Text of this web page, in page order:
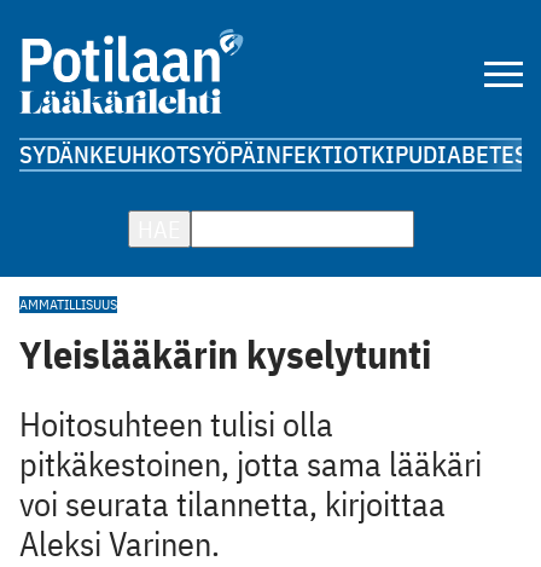
SYDÄNKEUHKOTSYÖPÄINFEKTIOTKIPUDIABETES
AMMATILLISUUS
Yleislääkärin kyselytunti
Hoitosuhteen tulisi olla
pitkäkestoinen, jotta sama lääkäri
voi seurata tilannetta, kirjoittaa
Aleksi Varinen.